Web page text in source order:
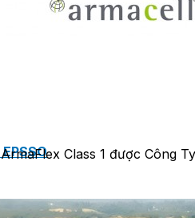
THẢI VỆ SINH EPSSO
Class 1 được Công